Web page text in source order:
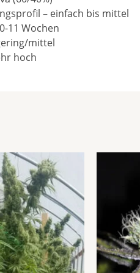
– einfach bis mittel
11 Wochen
mittel
hoch
Preisspanne:
€35,00
bis
€65,00
weist
mehrere
Varianten
auf.
Die
Optionen